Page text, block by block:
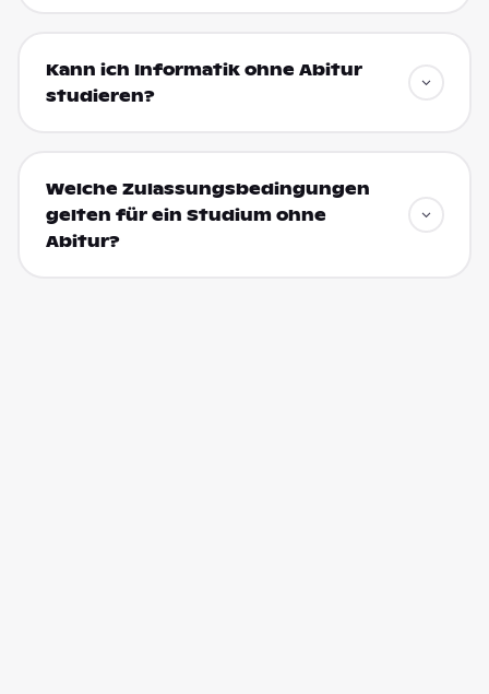
Kann ich Informatik ohne Abitur
studieren?
Welche Zulassungsbedingungen
gelten für ein Studium ohne
Abitur?